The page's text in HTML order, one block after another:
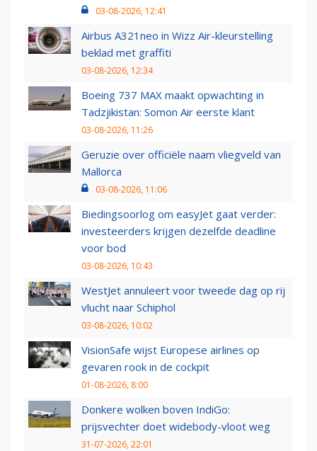
03-08-2026, 12:41
Airbus A321neo in Wizz Air-kleurstelling
beklad met graffiti
03-08-2026, 12:34
Boeing 737 MAX maakt opwachting in
Tadzjikistan: Somon Air eerste klant
03-08-2026, 11:26
Geruzie over officiële naam vliegveld van
Mallorca
03-08-2026, 11:06
Biedingsoorlog om easyJet gaat verder:
investeerders krijgen dezelfde deadline
voor bod
03-08-2026, 10:43
WestJet annuleert voor tweede dag op rij
vlucht naar Schiphol
03-08-2026, 10:02
VisionSafe wijst Europese airlines op
gevaren rook in de cockpit
01-08-2026, 8:00
Donkere wolken boven IndiGo:
prijsvechter doet widebody-vloot weg
31-07-2026, 22:01